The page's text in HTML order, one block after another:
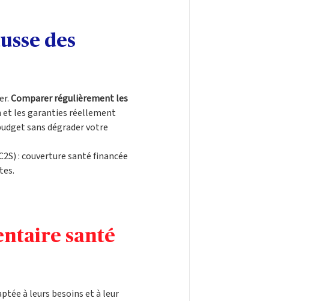
des
Comparer régulièrement les
et les garanties réellement
sans dégrader votre
: couverture santé financée
santé
à leurs besoins et à leur